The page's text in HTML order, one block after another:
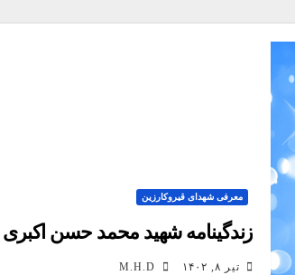
معرفی شهدای قیروکارزین
زندگینامه شهید محمد حسن اکبری
تیر ۸, ۱۴۰۲